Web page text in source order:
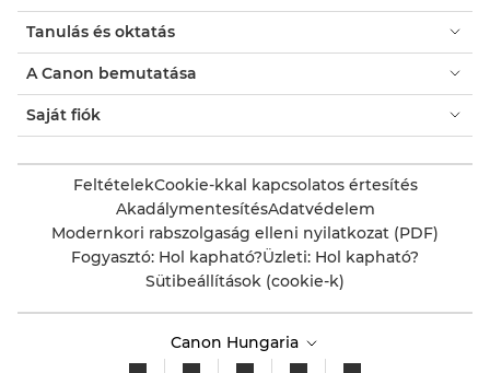
Tanulás és oktatás
A Canon bemutatása
Saját fiók
FeltételekCookie-kkal kapcsolatos értesítés
AkadálymentesítésAdatvédelem
Modernkori rabszolgaság elleni nyilatkozat (PDF)
Fogyasztó: Hol kapható?Üzleti: Hol kapható?
Sütibeállítások (cookie-k)
Canon Hungaria